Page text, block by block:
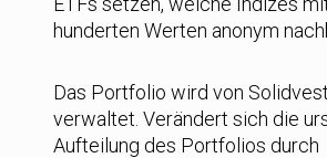
hunderten Werten anonym
Das Portfolio wird von
verwaltet. Verändert sich die
Aufteilung des Portfolios durch